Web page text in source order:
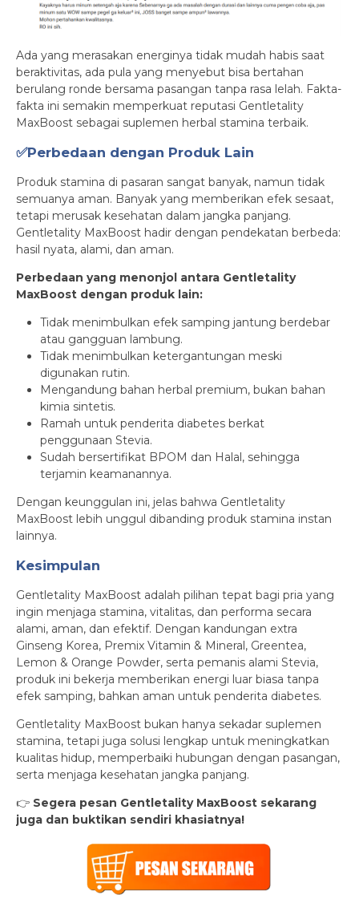
Ada yang merasakan energinya tidak mudah habis saat
beraktivitas, ada pula yang menyebut bisa bertahan
berulang ronde bersama pasangan tanpa rasa lelah. Fakta-
fakta ini semakin memperkuat reputasi Gentletality
MaxBoost sebagai suplemen herbal stamina terbaik.
✅Perbedaan dengan Produk Lain
Produk stamina di pasaran sangat banyak, namun tidak
semuanya aman. Banyak yang memberikan efek sesaat,
tetapi merusak kesehatan dalam jangka panjang.
Gentletality MaxBoost hadir dengan pendekatan berbeda:
hasil nyata, alami, dan aman.
Perbedaan yang menonjol antara Gentletality
MaxBoost dengan produk lain:
Tidak menimbulkan efek samping jantung berdebar
atau gangguan lambung.
Tidak menimbulkan ketergantungan meski
digunakan rutin.
Mengandung bahan herbal premium, bukan bahan
kimia sintetis.
Ramah untuk penderita diabetes berkat
penggunaan Stevia.
Sudah bersertifikat BPOM dan Halal, sehingga
terjamin keamanannya.
Dengan keunggulan ini, jelas bahwa Gentletality
MaxBoost lebih unggul dibanding produk stamina instan
lainnya.
Kesimpulan
Gentletality MaxBoost adalah pilihan tepat bagi pria yang
ingin menjaga stamina, vitalitas, dan performa secara
alami, aman, dan efektif. Dengan kandungan extra
Ginseng Korea, Premix Vitamin & Mineral, Greentea,
Lemon & Orange Powder, serta pemanis alami Stevia,
produk ini bekerja memberikan energi luar biasa tanpa
efek samping, bahkan aman untuk penderita diabetes.
Gentletality MaxBoost bukan hanya sekadar suplemen
stamina, tetapi juga solusi lengkap untuk meningkatkan
kualitas hidup, memperbaiki hubungan dengan pasangan,
serta menjaga kesehatan jangka panjang.
👉 Segera pesan Gentletality MaxBoost sekarang
juga dan buktikan sendiri khasiatnya!